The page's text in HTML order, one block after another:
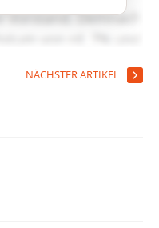
NÄCHSTER ARTIKEL